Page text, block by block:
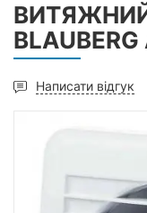
BLAUBERG
Написати відгук